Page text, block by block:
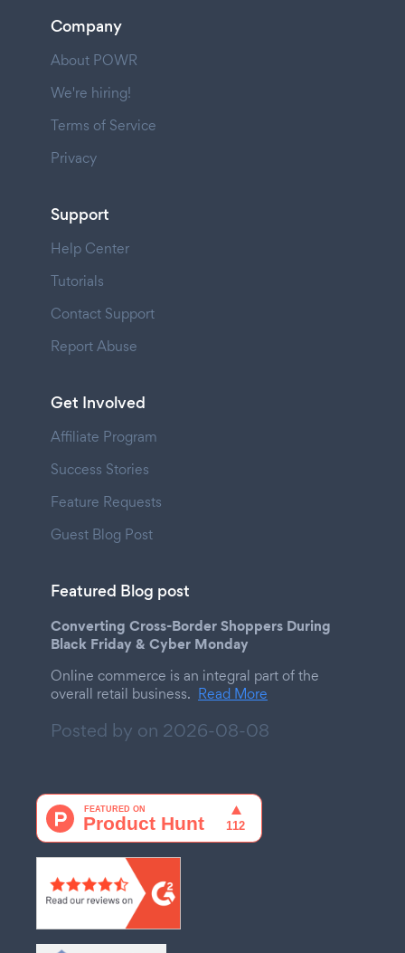
Company
About POWR
We're hiring!
Terms of Service
Privacy
Support
Help Center
Tutorials
Contact Support
Report Abuse
Get Involved
Affiliate Program
Success Stories
Feature Requests
Guest Blog Post
Featured Blog post
Converting Cross-Border Shoppers During
Black Friday & Cyber Monday
Online commerce is an integral part of the
overall retail business. Read More
Posted by on 2026-08-08